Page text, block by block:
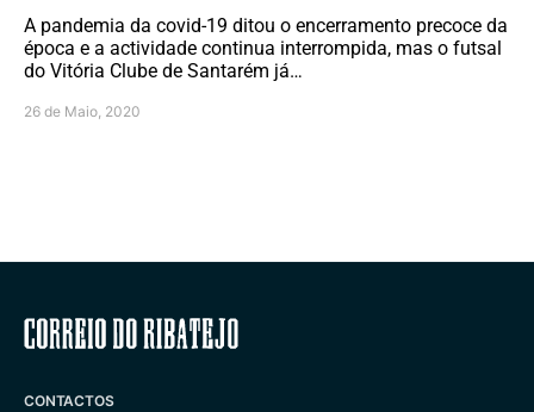
A pandemia da covid-19 ditou o encerramento precoce da
época e a actividade continua interrompida, mas o futsal
do Vitória Clube de Santarém já…
26 de Maio, 2020
Correio do Ribatejo
CONTACTOS